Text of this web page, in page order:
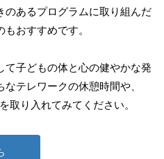
あるプログラムに取り組んだ
おすすめです。
て子どもの体と心の健やかな発
テレワークの休憩時間や、
取り入れてみてください。